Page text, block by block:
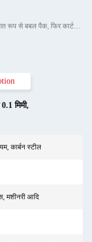
पैकेजिंग विवरण: परिवहन में क्षति और खरोंच से बचाने के लिए व्यक्तिगत रूप से बबल पैक, फिर कार्टन में
मिमी,
कार्बन स्टील
मशीनरी आदि